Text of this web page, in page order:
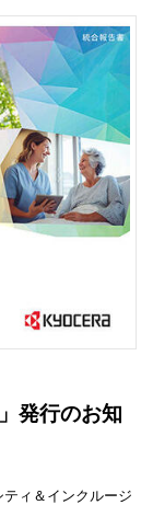
発行のお知
ティ＆インクルージ